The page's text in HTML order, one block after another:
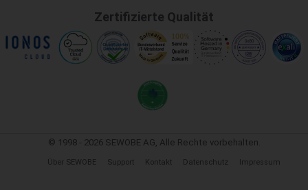
Zertifizierte Qualität
© 1998 - 2026 SEWOBE AG, Alle Rechte vorbehalten.
Über SEWOBE Support Kontakt Datenschutz Impressum